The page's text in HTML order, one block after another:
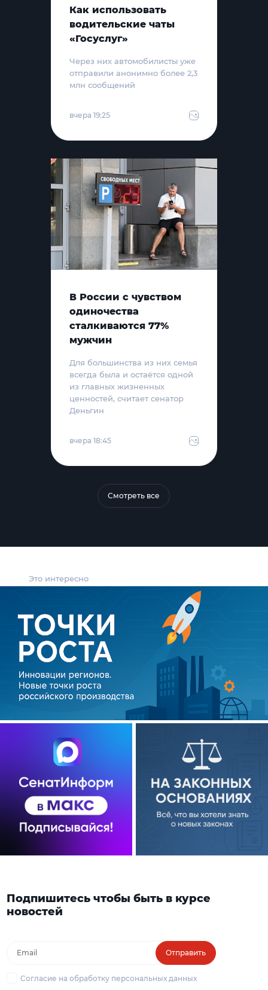
Это интересно
Как использовать
водительские чаты
«Госуслуг»
Через них автомобилисты уже
отправили анонимно более 2,3
млн сообщений
вчера 19:25
В России с чувством
одиночества
сталкиваются 77%
мужчин
Для большинства из них семья
всегда была и остаётся одной
из главных жизненных
ценностей, считает сенатор
Деньгин
вчера 18:45
Смотреть все
Подпишитесь чтобы быть в курсе
новостей
Отправить
Согласие на обработку персональных данных